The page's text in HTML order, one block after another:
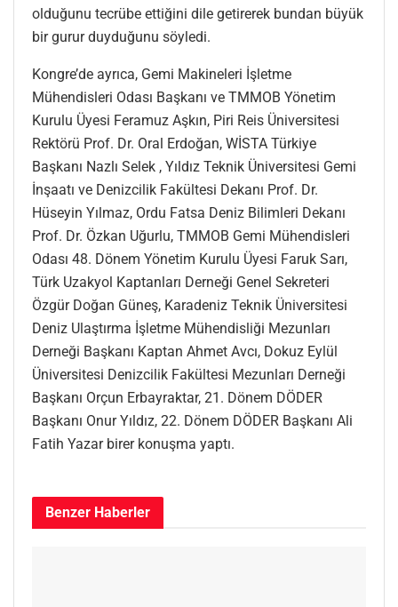
olduğunu tecrübe ettiğini dile getirerek bundan büyük
bir gurur duyduğunu söyledi.
Kongre’de ayrıca, Gemi Makineleri İşletme
Mühendisleri Odası Başkanı ve TMMOB Yönetim
Kurulu Üyesi Feramuz Aşkın, Piri Reis Üniversitesi
Rektörü Prof. Dr. Oral Erdoğan, WİSTA Türkiye
Başkanı Nazlı Selek , Yıldız Teknik Üniversitesi Gemi
İnşaatı ve Denizcilik Fakültesi Dekanı Prof. Dr.
Hüseyin Yılmaz, Ordu Fatsa Deniz Bilimleri Dekanı
Prof. Dr. Özkan Uğurlu, TMMOB Gemi Mühendisleri
Odası 48. Dönem Yönetim Kurulu Üyesi Faruk Sarı,
Türk Uzakyol Kaptanları Derneği Genel Sekreteri
Özgür Doğan Güneş, Karadeniz Teknik Üniversitesi
Deniz Ulaştırma İşletme Mühendisliği Mezunları
Derneği Başkanı Kaptan Ahmet Avcı, Dokuz Eylül
Üniversitesi Denizcilik Fakültesi Mezunları Derneği
Başkanı Orçun Erbayraktar, 21. Dönem DÖDER
Başkanı Onur Yıldız, 22. Dönem DÖDER Başkanı Ali
Fatih Yazar birer konuşma yaptı.
Benzer Haberler